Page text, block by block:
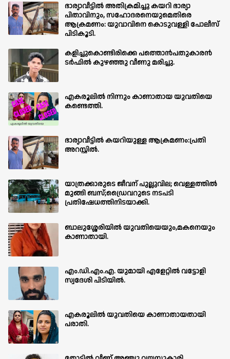
ഭാര്യാവീട്ടിൽ അതിക്രമിച്ചു കയറി ഭാര്യാ
പിതാവിനും, സഹോദരനെയുമെതിരെ
ആക്രമണം: യുവാവിനെ കൊടുവള്ളി പോലീസ്
പിടികൂടി.
കളിച്ചുകൊണ്ടിരിക്കെ പത്തൊൻപതുകാരൻ
ടർഫിൽ കുഴഞ്ഞു വീണു മരിച്ചു.
എകരൂലിൽ നിന്നും കാണാതായ യുവതിയെ
കണ്ടെത്തി.
ഭാര്യാവീട്ടിൽ കയറിയുള്ള ആക്രമണം:പ്രതി
അറസ്റ്റിൽ.
യാത്രക്കാരുടെ ജീവന് പുല്ലുവില; വെള്ളത്തിൽ
മുങ്ങി ബസ്;ഡ്രൈവറുടെ നടപടി
പ്രതിഷേധത്തിനിടയാക്കി.
ബാലുശ്ശേരിയില്‍ യുവതിയെയും,മകനെയും
കാണാതായി.
എം.ഡി.എം.എ. യുമായി എളേറ്റിൽ വട്ടോളി
സ്വദേശി പിടിയിൽ.
എകരൂലിൽ യുവതിയെ കാണാതായതായി
പരാതി.